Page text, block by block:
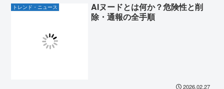
トレンド・ニュース
AIヌードとは何か？危険性と削
除・通報の全手順
2026.02.27